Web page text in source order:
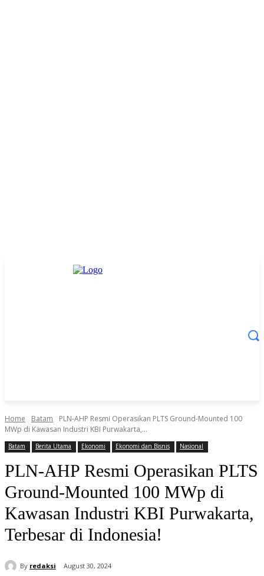
Home Batam
PLN-AHP Resmi Operasikan PLTS Ground-Mounted 100
MWp di Kawasan Industri KBI Purwakarta,...
Batam Berita Utama Ekonomi Ekonomi dan Bisnis Nasional
PLN-AHP Resmi Operasikan PLTS
Ground-Mounted 100 MWp di
Kawasan Industri KBI Purwakarta,
Terbesar di Indonesia!
By redaksi August 30, 2024